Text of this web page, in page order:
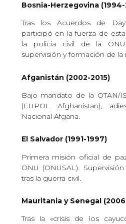
Bosnia-Herzegovina (1994-
Tras los Acuerdos de
participó en la fuerza de
la policía civil de la ONU
supervisión y formación de la
Afganistán (2002-2015)
Bajo mandato de la OTAN/
(EUPOL Afghanistan),
Nacional Afgana.
El Salvador (1991-1997)
Primera misión oficial de
ONU (ONUSAL).
tras la guerra civil.
Mauritania y Senegal
Tras la «crisis de los